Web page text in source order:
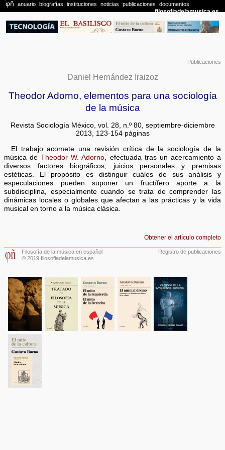
Publicaciones
Daniel Hernández Iraizoz
Theodor Adorno, elementos para una sociología
de la música
Revista Sociología México, vol. 28, n.º 80, septiembre-diciembre
2013, 123-154 páginas
El trabajo acomete una revisión crítica de la sociología de la
música deTheodor W. Adorno , efectuada tras un acercamiento a
diversos factores biográficos, juicios personales y premisas
estéticas. El propósito es distinguir cuáles de sus análisis y
especulaciones pueden suponer un fructífero aporte a la
subdisciplina, especialmente cuando se trata de comprender las
dinámicas locales o globales que afectan a las prácticas y la vida
musical en torno a la música clásica.
Obtener el artículo completo
Filosofía de la música en español
© 2019 filosofiadelamusica.es
Registro de publicaciones